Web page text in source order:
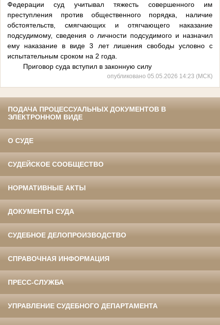
Федерации суд учитывал тяжесть совершенного им
преступления против общественного порядка, наличие
обстоятельств, смягчающих и отягчающего наказание
подсудимому, сведения о личности подсудимого и назначил
ему наказание в виде 3 лет лишения свободы условно с
испытательным сроком на 2 года.
Приговор суда вступил в законную силу
опубликовано 05.05.2026 14:23 (МСК)
ПОДАЧА ПРОЦЕССУАЛЬНЫХ ДОКУМЕНТОВ В
ЭЛЕКТРОННОМ ВИДЕ
О СУДЕ
СУДЕЙСКОЕ СООБЩЕСТВО
НОРМАТИВНЫЕ АКТЫ
ДОКУМЕНТЫ СУДА
СУДЕБНОЕ ДЕЛОПРОИЗВОДСТВО
СПРАВОЧНАЯ ИНФОРМАЦИЯ
ПРЕСС-СЛУЖБА
УПРАВЛЕНИЕ СУДЕБНОГО ДЕПАРТАМЕНТА